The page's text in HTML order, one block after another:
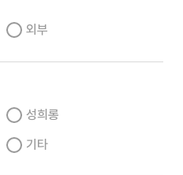
외부
성희롱
기타